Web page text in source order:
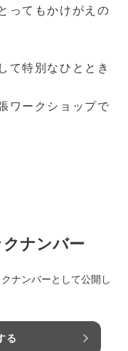
ってもかけがえの
て特別なひととき
ワークショップで
ナンバー
ナンバーとして公開し
る